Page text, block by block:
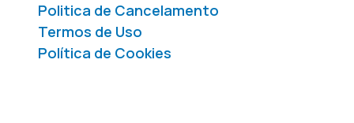
Politica de Cancelamento
Termos de Uso
Política de Cookies